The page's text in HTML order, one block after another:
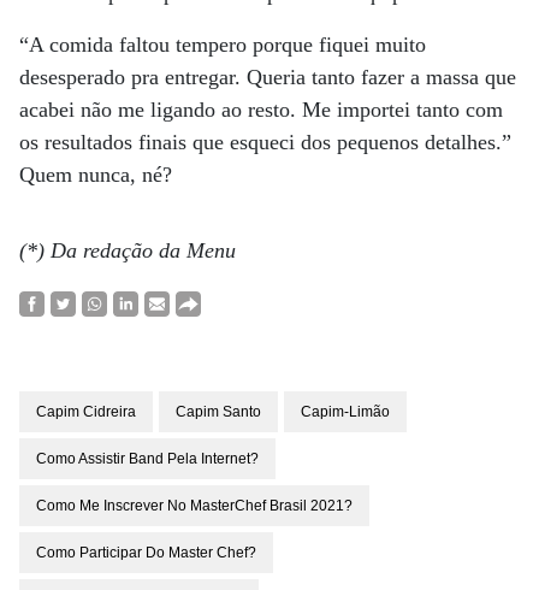
“A comida faltou tempero porque fiquei muito
desesperado pra entregar. Queria tanto fazer a massa que
acabei não me ligando ao resto. Me importei tanto com
os resultados finais que esqueci dos pequenos detalhes.”
Quem nunca, né?
(*) Da redação da Menu
Capim Cidreira Capim Santo Capim-Limão
Como Assistir Band Pela Internet?
Como Me Inscrever No MasterChef Brasil 2021?
Como Participar Do Master Chef?